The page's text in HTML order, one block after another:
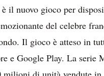
il nuovo gioco per
del celebre
Il gioco è atteso in
e Google Play. La